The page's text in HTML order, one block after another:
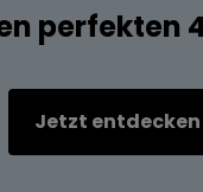
perfekten
Jetzt entdecken